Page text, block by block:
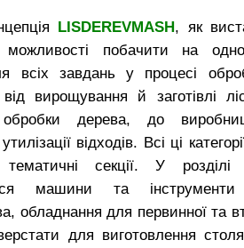
LISDEREVMASH, як
побачити на
всіх завдань у процесі
вирощування й заготівлі
обробки дерева, до
відходів. Всі ці
секції. У
машини та
обладнання для первинної та
для виготовлення